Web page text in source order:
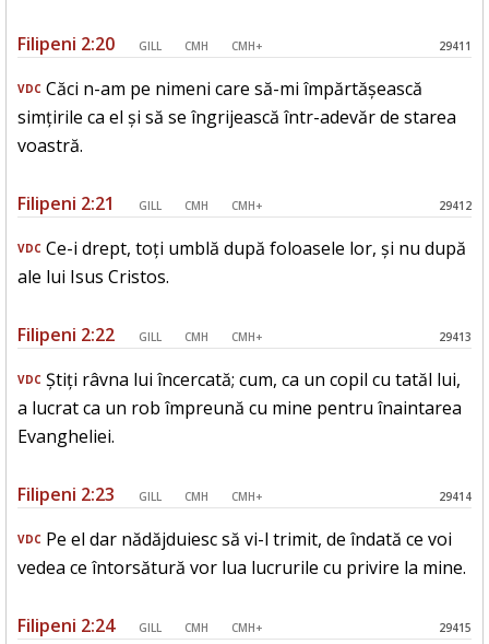
Filipeni 2:20 GILL CMH CMH+ 29411
VDC Căci n-am pe nimeni care să-mi împărtășească
simțirile ca el și să se îngrijească într-adevăr de starea
voastră.
Filipeni 2:21 GILL CMH CMH+ 29412
VDC Ce-i drept, toți umblă după foloasele lor, și nu după
ale lui Isus Cristos.
Filipeni 2:22 GILL CMH CMH+ 29413
VDC Știți râvna lui încercată; cum, ca un copil cu tatăl lui,
a lucrat ca un rob împreună cu mine pentru înaintarea
Evangheliei.
Filipeni 2:23 GILL CMH CMH+ 29414
VDC Pe el dar nădăjduiesc să vi-l trimit, de îndată ce voi
vedea ce întorsătură vor lua lucrurile cu privire la mine.
Filipeni 2:24 GILL CMH CMH+ 29415